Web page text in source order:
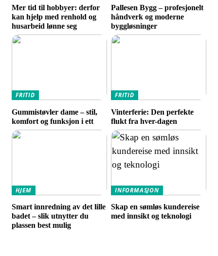
Mer tid til hobbyer: derfor
kan hjelp med renhold og
husarbeid lønne seg
Pallesen Bygg – profesjonelt
håndverk og moderne
byggløsninger
FRITID
Gummistøvler dame – stil,
komfort og funksjon i ett
FRITID
Vinterferie: Den perfekte
flukt fra hver-dagen
HJEM
Smart innredning av det lille
badet – slik utnytter du
plassen best mulig
INFORMASJON
Skap en sømløs kundereise
med innsikt og teknologi